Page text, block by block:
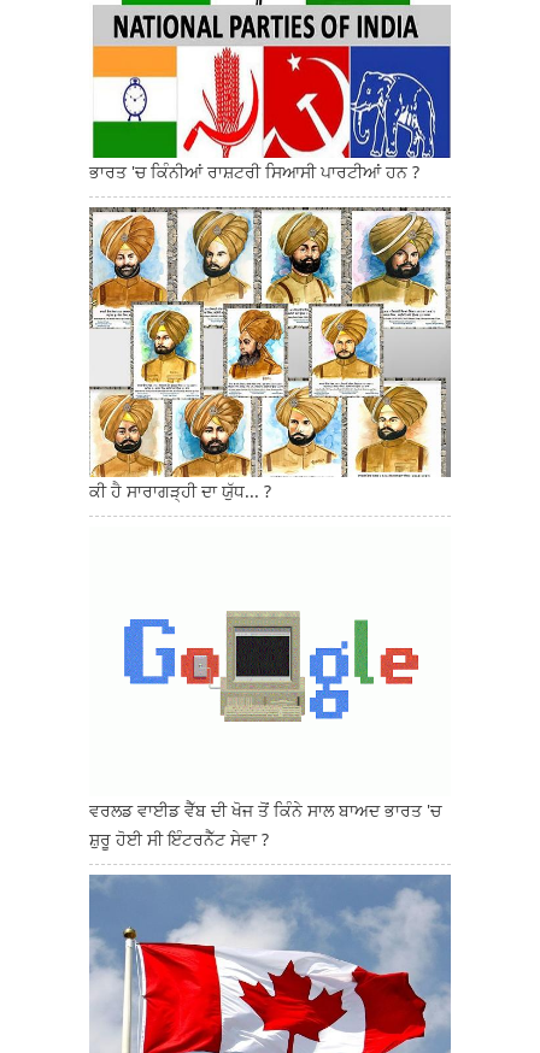
ਭਾਰਤ 'ਚ ਕਿੰਨੀਆਂ ਰਾਸ਼ਟਰੀ ਸਿਆਸੀ ਪਾਰਟੀਆਂ ਹਨ ?
ਕੀ ਹੈ ਸਾਰਾਗੜ੍ਹੀ ਦਾ ਯੁੱਧ... ?
ਵਰਲਡ ਵਾਈਡ ਵੈੱਬ ਦੀ ਖੋਜ ਤੋਂ ਕਿੰਨੇ ਸਾਲ ਬਾਅਦ ਭਾਰਤ 'ਚ
ਸ਼ੁਰੂ ਹੋਈ ਸੀ ਇੰਟਰਨੈੱਟ ਸੇਵਾ ?